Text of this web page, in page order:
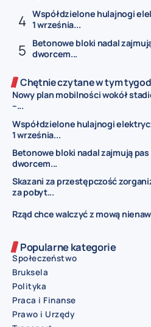
Współdzielone hulajnogi
1 września...
Betonowe bloki nadal
dworcem...
Chętnie czytane w tym
Nowy plan mobilności wokół
–...
Współdzielone hulajnogi
1 września...
Betonowe bloki nadal zajmują
dworcem...
Skazani za przestępczość
za pobyt...
Rząd chce walczyć z mową
Popularne kategorie
Społeczeństwo
Bruksela
Polityka
Praca i Finanse
Prawo i Urzędy